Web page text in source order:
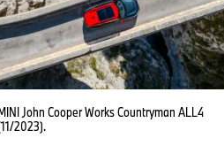
John Cooper Works Countryman ALL4
2023).